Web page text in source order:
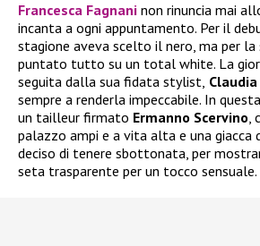
Francesca Fagnani non rinuncia mai
incanta a ogni appuntamento. Per il
stagione aveva scelto il nero, ma per
puntato tutto su un total white. La
seguita dalla sua fidata stylist,
sempre a renderla impeccabile. In
un tailleur firmato Ermanno Scervino,
palazzo ampi e a vita alta e una giacca
deciso di tenere sbottonata, per
seta trasparente per un tocco sensuale.